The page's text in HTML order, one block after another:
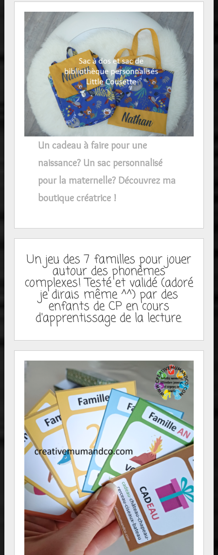
Un cadeau à faire pour une
naissance? Un sac personnalisé
pour la maternelle? Découvrez ma
boutique créatrice !
Un jeu des 7 familles pour jouer
autour des phonèmes
complexes! Testé et validé (adoré
je dirais même ^^) par des
enfants de CP en cours
d'apprentissage de la lecture.